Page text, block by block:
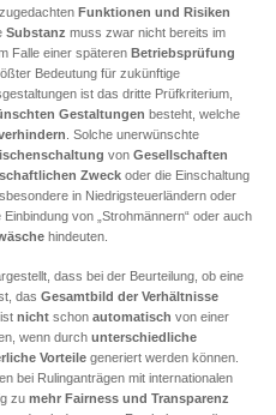
Funktionen und Risiken
Substanz muss zwar nicht bereits im
Falle einer späteren Betriebsprüfung
Bedeutung für zukünftige
ist das dritte Prüfkriterium,
Gestaltungen besteht, welche
. Solche unerwünschte
von Gesellschaften
Zweck oder die Einschaltung
in Niedrigsteuerländern oder
Einbindung von „Strohmännern“ oder auch
hindeuten.
dass bei der Beurteilung, ob eine
das Gesamtbild der Verhältnisse
nicht schon automatisch von einer
wenn durch unterschiedliche
Vorteile generiert werden können.
bei Rulinganträgen mit internationalen
zu mehr Fairness und Transparenz